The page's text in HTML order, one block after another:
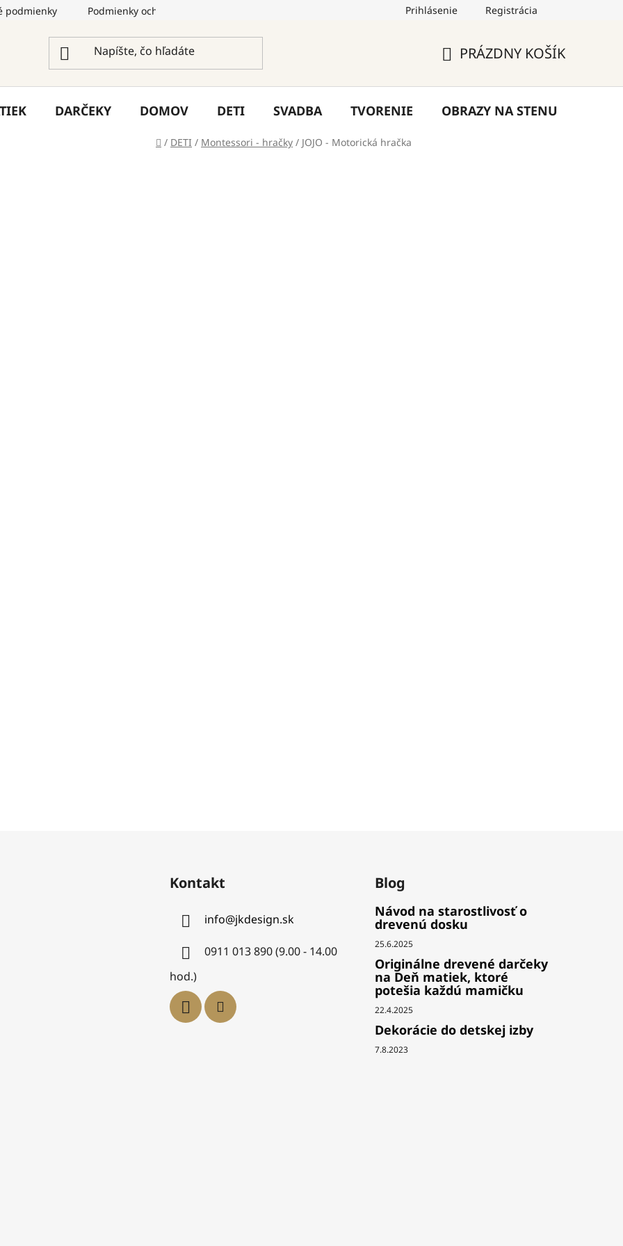
podmienky Podmienky ochrany osobných údajov Hodnotenie obchodu Blog Kontakty
Prihlásenie Registrácia
KOŠÍK
PRÁZDNY KOŠÍK
DARČEKY DOMOV DETI SVADBA TVORENIE OBRAZY NA STENU
Domov
/ DETI / Montessori - hračky / JOJO - Motorická hračka
Kontakt
info@jkdesign.sk
0911 013 890 (9.00 - 14.00
hod.)
Blog
Návod na starostlivosť o
drevenú dosku
25.6.2025
Originálne drevené darčeky
na Deň matiek, ktoré
potešia každú mamičku
22.4.2025
Dekorácie do detskej izby
7.8.2023